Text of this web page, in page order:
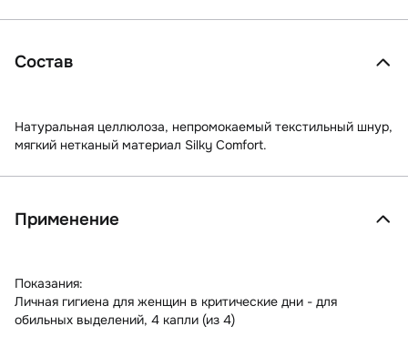
Состав
Натуральная целлюлоза, непромокаемый текстильный шнур,
мягкий нетканый материал Silky Comfort.
Применение
Показания:
Личная гигиена для женщин в критические дни - для
обильных выделений, 4 капли (из 4)